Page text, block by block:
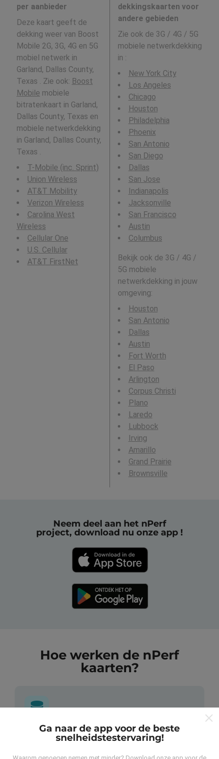
per aanbieder
Deze kaart geeft de
dekking weer van Boost
Mobile 2G, 3G, 4G en 5G
mobiel netwerk in
Garland, Dallas County,
Texas . Zie ook: Boost
Mobile mobiele
bitratenkaart in Garland,
Dallas County, Texas en
mobiele netwerkdekking
in Garland, Dallas County,
Texas .
T-Mobile (inc. Sprint)
Union Wireless
AT&T Mobility
Verizon Wireless
Carolina West
Wireless
Cellular One
U.S. Cellular
AT&T FirstNet
dekkingskaarten voor
andere gebieden
Zie ook de 3G / 4G / 5G
mobiele netwerkdekking
in :
New York City
Los Angeles
Chicago
Houston
Philadelphia
Phoenix
San Antonio
San Diego
Dallas
San Jose
Indianapolis
Jacksonville
San Francisco
Austin
Columbus
Bekijk ook de 3G / 4G /
5G mobiele
netwerkdekking in jouw
omgeving:
Houston
San Antonio
Dallas
Austin
Fort Worth
El Paso
Arlington
Corpus Christi
Plano
Laredo
Lubbock
Irving
Amarillo
Grand Prairie
Brownsville
Neem deel aan het nPerf
project, download nu onze app !
Hoe werken de nPerf
kaarten?
Waar komen de gegevens vandaan?
Ga naar de app voor de beste
snelheidstestervaring!